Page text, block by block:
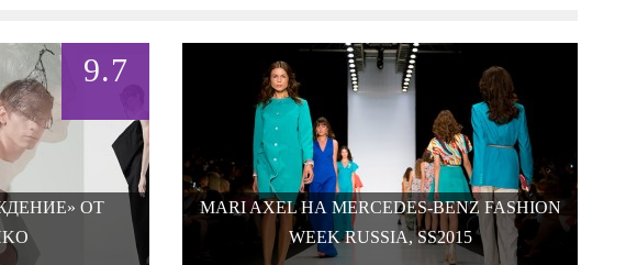
9.7
ОТ
MARI AXEL НА MERCEDES-BENZ FASHION
WEEK RUSSIA, SS2015